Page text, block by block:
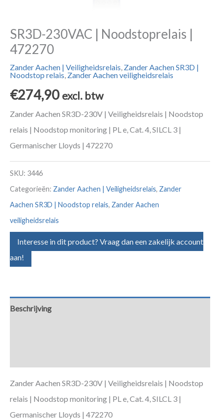
SR3D-230VAC | Noodstoprelais |
472270
Zander Aachen | Veiligheidsrelais, Zander Aachen SR3D |
Noodstop relais, Zander Aachen veiligheidsrelais
€274,90 excl. btw
Zander Aachen SR3D-230V | Veiligheidsrelais | Noodstop
relais | Noodstop monitoring | PL e, Cat. 4, SILCL 3 |
Germanischer Lloyds | 472270
SKU: 3446
Categorieën: Zander Aachen | Veiligheidsrelais, Zander
Aachen SR3D | Noodstop relais, Zander Aachen
veiligheidsrelais
Interesse in dit product? Vraag dan een zakelijk account
aan!
Beschrijving
Zander Aachen SR3D-230V | Veiligheidsrelais | Noodstop
relais | Noodstop monitoring | PL e, Cat. 4, SILCL 3 |
Germanischer Lloyds | 472270